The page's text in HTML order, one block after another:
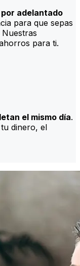
adelantado
para que sepas
para ti.
el mismo día.
dinero, el